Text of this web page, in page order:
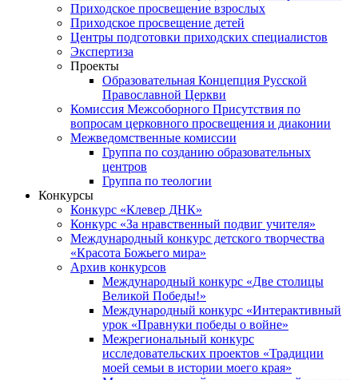
Приходское просвещение взрослых
Приходское просвещение детей
Центры подготовки приходских специалистов
Экспертиза
Проекты
Образовательная Концепция Русской
Православной Церкви
Комиссия Межсоборного Присутствия по
вопросам церковного просвещения и диаконии
Межведомственные комиссии
Группа по созданию образовательных
центров
Группа по теологии
Конкурсы
Конкурс «Клевер ДНК»
Конкурс «За нравственный подвиг учителя»
Международный конкурс детского творчества
«Красота Божьего мира»
Архив конкурсов
Международный конкурс «Две столицы
Великой Победы!»
Международный конкурс «Интерактивный
урок «Правнуки победы о войне»
Межрегиональный конкурс
исследовательских проектов «Традиции
моей семьи в истории моего края»